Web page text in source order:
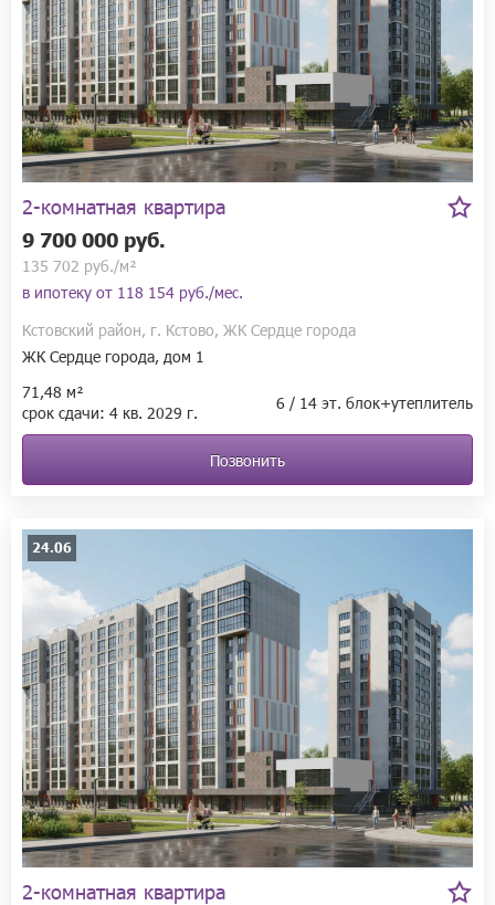
2-комнатная квартира
9 700 000 руб.
135 702 руб./м²
в ипотеку от 118 154 руб./мес.
Кстовский район, г. Кстово, ЖК Сердце города
ЖК Сердце города, дом 1
71,48 м²
срок сдачи: 4 кв. 2029 г. 6 / 14 эт. блок+утеплитель
Позвонить
24.06
2-комнатная квартира